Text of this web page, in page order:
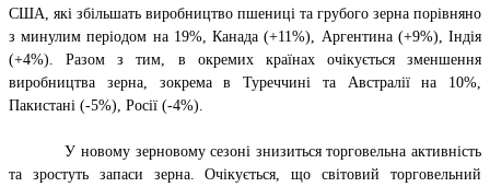
США, які збільшать виробництво пшениці та грубого зерна порівняно
з минулим періодом на 19%, Канада (+11%), Аргентина (+9%), Індія
(+4%). Разом з тим, в окремих країнах очікується зменшення
виробництва зерна, зокрема в Туреччині та Австралії на 10%,
Пакистані (-5%), Росії (-4%).
У новому зерновому сезоні знизиться торговельна активність
та зростуть запаси зерна. Очікується, що світовий торговельний